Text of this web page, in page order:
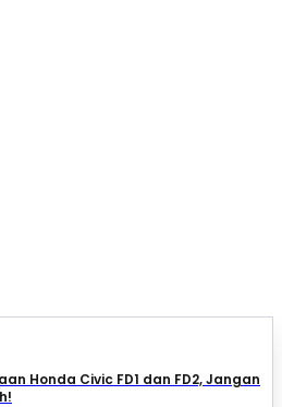
Honda Civic FD1 dan FD2, Jangan